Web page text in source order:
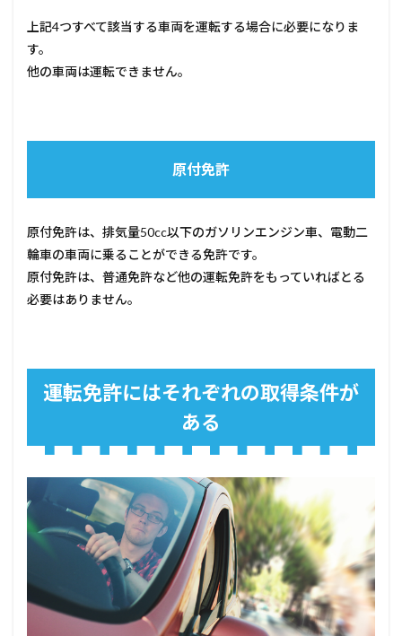
上記4つすべて該当する車両を運転する場合に必要になりま
す。
他の車両は運転できません。
原付免許
原付免許は、排気量50cc以下のガソリンエンジン車、電動二
輪車の車両に乗ることができる免許です。
原付免許は、普通免許など他の運転免許をもっていればとる
必要はありません。
運転免許にはそれぞれの取得条件が
ある